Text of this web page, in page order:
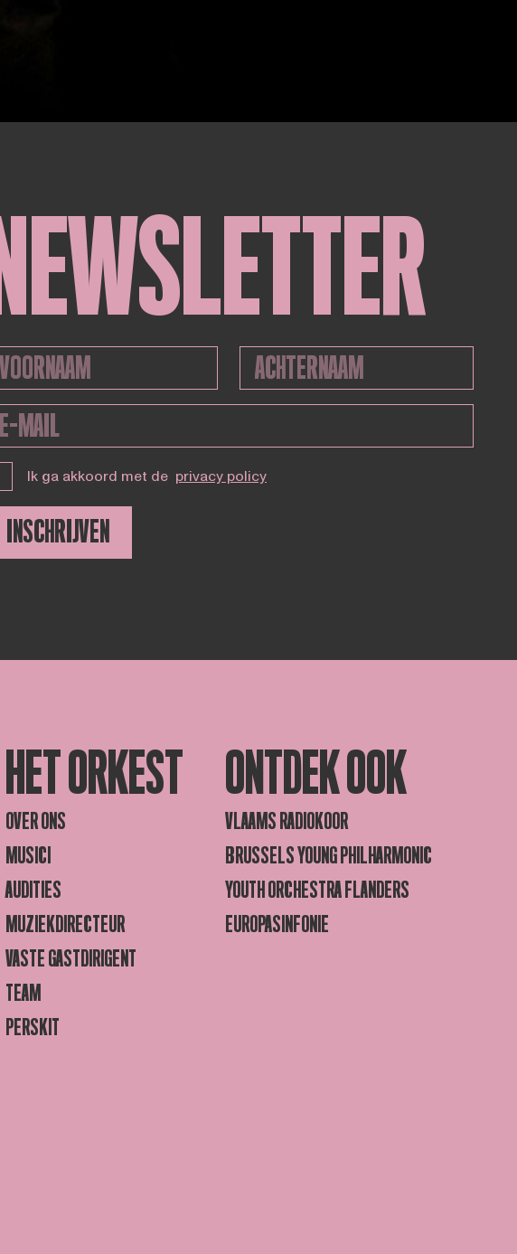
NEWSLETTER
Ik ga akkoord met de privacy policy
INSCHRIJVEN
HET ORKEST
OVER ONS
MUSICI
AUDITIES
MUZIEKDIRECTEUR
VASTE GASTDIRIGENT
TEAM
PERSKIT
ONTDEK OOK
VLAAMS RADIOKOOR
BRUSSELS YOUNG PHILHARMONIC
YOUTH ORCHESTRA FLANDERS
EUROPASINFONIE